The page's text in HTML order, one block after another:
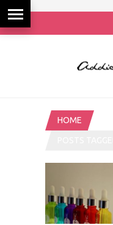
HOME